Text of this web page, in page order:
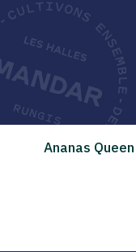
Ananas Queen